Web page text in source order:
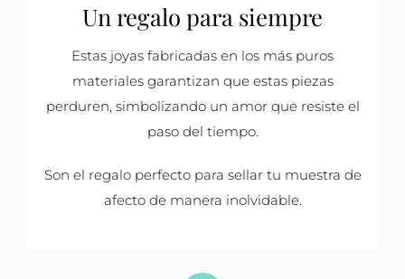
Un regalo para siempre
Estas joyas fabricadas en los más puros
materiales garantizan que estas piezas
perduren, simbolizando un amor que resiste el
paso del tiempo.
Son el regalo perfecto para sellar tu muestra de
afecto de manera inolvidable.